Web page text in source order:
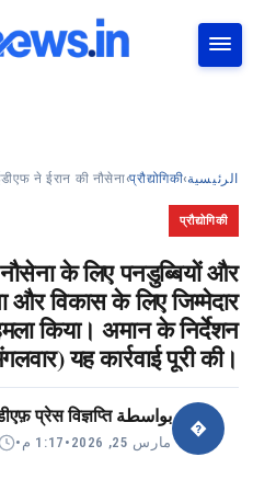
الرئيسية›
प्रौद्योगिकी
›
ने ईरान की नौसेना…
प्रौद्योगिकी
के लिए पनडुब्बियों और
और विकास के लिए जिम्मेदार
किया। अमान के निर्देशन
यह कार्रवाई पूरी की।
�
بواسطةप्रेस विज्ञप्ति
مارس 25, 2026 • 1:17 م •